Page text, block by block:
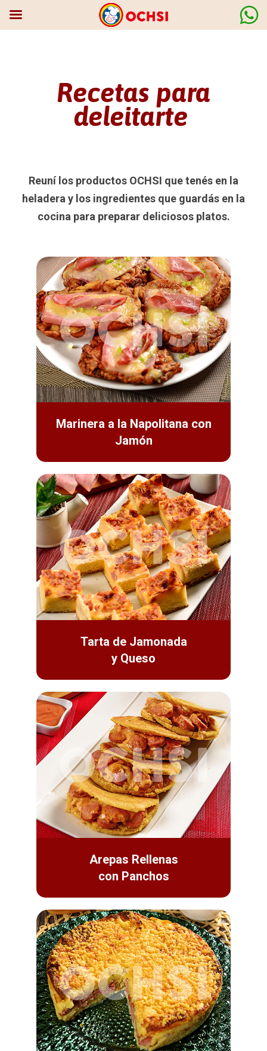
Recetas para
deleitarte
Reuní los productos OCHSI que tenés en la
heladera y los ingredientes que guardás en la
cocina para preparar deliciosos platos.
Marinera a la Napolitana con
Jamón
Tarta de Jamonada
y Queso
Arepas Rellenas
con Panchos